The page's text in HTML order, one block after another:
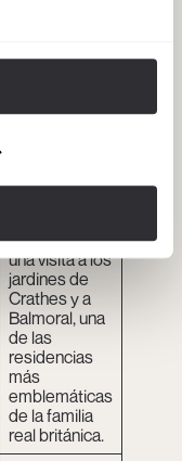
espectacular
real y las
históricas, con
una visita a los
jardines de
Crathes y a
Balmoral, una
de las
residencias
más
emblemáticas
de la familia
real británica.